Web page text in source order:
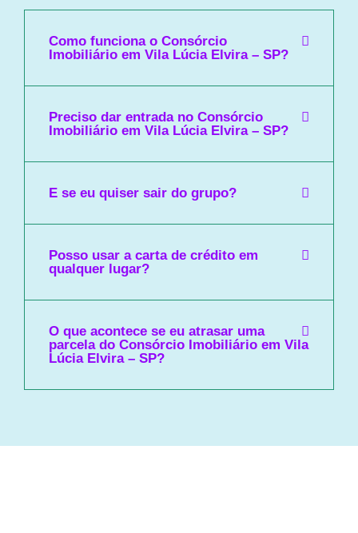
Como funciona o Consórcio
Imobiliário em Vila Lúcia Elvira – SP?
Preciso dar entrada no Consórcio
Imobiliário em Vila Lúcia Elvira – SP?
E se eu quiser sair do grupo?
Posso usar a carta de crédito em
qualquer lugar?
O que acontece se eu atrasar uma
parcela do Consórcio Imobiliário em Vila
Lúcia Elvira – SP?